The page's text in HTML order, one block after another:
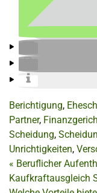
Berichtigung,
Partner,
Scheidung,
Unrichtigkeiten,
« Beruflicher
Kaufkraftausgleich